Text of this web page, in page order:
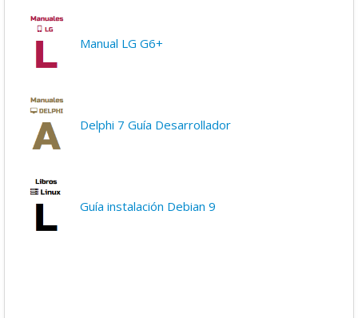
Manual LG G6+
Delphi 7 Guía Desarrollador
Guía instalación Debian 9